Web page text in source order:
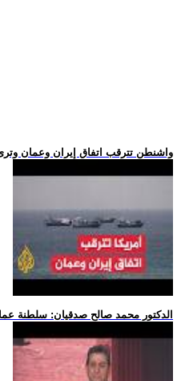
.. واشنطن تترقب اتفاق إيران وعمان
.. الدكتور محمد صالح صدقيان: سلطنة